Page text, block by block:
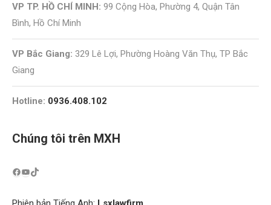
VP TP. HỒ CHÍ MINH: 99 Cộng Hòa, Phường 4, Quận Tân
Bình, Hồ Chí Minh
VP Bắc Giang: 329 Lê Lợi, Phường Hoàng Văn Thụ, TP Bắc
Giang
Hotline: 0936.408.102
Chúng tôi trên MXH